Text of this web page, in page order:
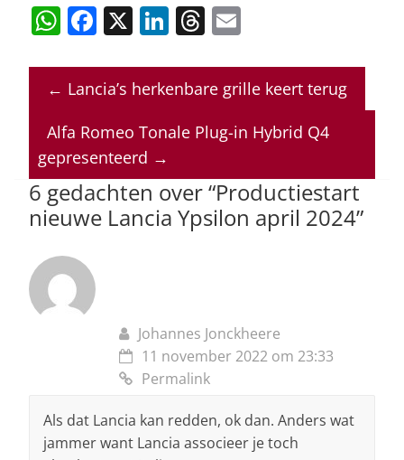
W
at
s
A
p
p
F
c
e
b
o
o
k
X Li
k
e
dI
T
re
a
d
ai
l
← Lancia’s herkenbare grille keert terug
Alfa Romeo Tonale Plug-in Hybrid Q4
gepresenteerd →
6 gedachten over “Productiestart
nieuwe Lancia Ypsilon april 2024”
Johannes Jonckheere
11 november 2022 om 23:33
Permalink
Als dat Lancia kan redden, ok dan. Anders wat
jammer want Lancia associeer je toch